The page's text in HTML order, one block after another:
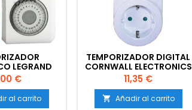
LEGRAND
€
al carrito
TEMPORIZADOR DIGITAL
CORNWALL ELECTRONICS
Precio
11,35 €
 Añadir al carrito